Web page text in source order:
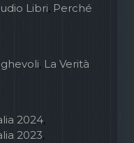
Libri, Perché
, La Verità
2024,
2023,